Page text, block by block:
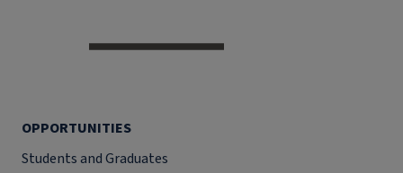
OPPORTUNITIES
Students and Graduates